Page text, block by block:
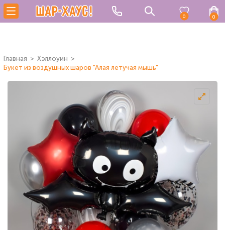
0 0
Главная
Хэллоуин
Букет из воздушных шаров "Алая летучая мышь"